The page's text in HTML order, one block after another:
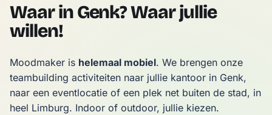
Waar in Genk? Waar jullie
willen!
Moodmaker is helemaal mobiel. We brengen onze
teambuilding activiteiten naar jullie kantoor in Genk,
naar een eventlocatie of een plek net buiten de stad, in
heel Limburg. Indoor of outdoor, jullie kiezen.